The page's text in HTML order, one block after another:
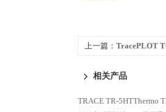
上一篇： TracePLOT
相关产品
TRACE TR-5HTThermo